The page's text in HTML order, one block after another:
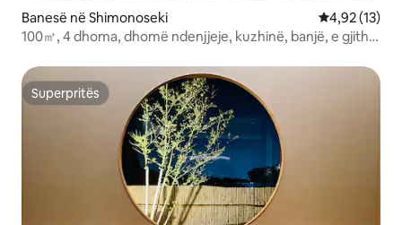
Banesë në Shimonoseki Vlerësimi
4,92 (13)
100㎡, 4 dhoma, dhomë ndenjjeje, kuzhinë, banjë, e gjithë
Superpritës
Superpritës